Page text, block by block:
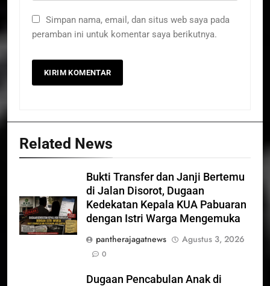
Simpan nama, email, dan situs web saya pada
peramban ini untuk komentar saya berikutnya.
Related News
Bukti Transfer dan Janji Bertemu
di Jalan Disorot, Dugaan
Kedekatan Kepala KUA Pabuaran
dengan Istri Warga Mengemuka
pantherajagatnews
Agustus 3, 2026
0
Dugaan Pencabulan Anak di